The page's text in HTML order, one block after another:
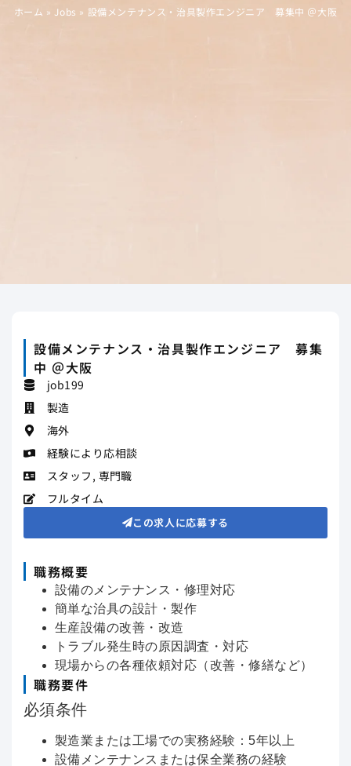
ホーム » Jobs » 設備メンテナンス・治具製作エンジニア 募集中 ＠大阪
設備メンテナンス・治具製作エンジニア 募集
中 ＠大阪
job199
製造
海外
経験により応相談
スタッフ , 専門職
フルタイム
この求人に応募する
職務概要
設備のメンテナンス・修理対応
簡単な治具の設計・製作
生産設備の改善・改造
トラブル発生時の原因調査・対応
現場からの各種依頼対応（改善・修繕など）
職務要件
必須条件
製造業または工場での実務経験：5年以上
設備メンテナンスまたは保全業務の経験